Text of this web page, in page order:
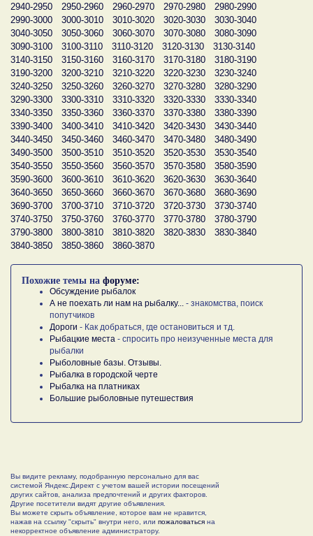
2940-2950
2950-2960 2960-2970 2970-2980
2980-2990
2990-3000
3000-3010 3010-3020 3020-3030
3030-3040
3040-3050
3050-3060 3060-3070 3070-3080
3080-3090
3090-3100
3100-3110 3110-3120 3120-3130
3130-3140
3140-3150
3150-3160 3160-3170 3170-3180
3180-3190
3190-3200
3200-3210 3210-3220 3220-3230
3230-3240
3240-3250
3250-3260 3260-3270 3270-3280
3280-3290
3290-3300
3300-3310 3310-3320 3320-3330
3330-3340
3340-3350
3350-3360 3360-3370 3370-3380
3380-3390
3390-3400
3400-3410 3410-3420 3420-3430
3430-3440
3440-3450
3450-3460 3460-3470 3470-3480
3480-3490
3490-3500
3500-3510 3510-3520 3520-3530
3530-3540
3540-3550
3550-3560 3560-3570 3570-3580
3580-3590
3590-3600
3600-3610 3610-3620 3620-3630
3630-3640
3640-3650
3650-3660 3660-3670 3670-3680
3680-3690
3690-3700
3700-3710 3710-3720 3720-3730
3730-3740
3740-3750
3750-3760 3760-3770 3770-3780
3780-3790
3790-3800
3800-3810 3810-3820 3820-3830
3830-3840
3840-3850
3850-3860 3860-3870
Похожие темы на форуме:
Обсуждение рыбалок
А не поехать ли нам на рыбалку... - знакомства, поиск
попутчиков
Дороги - Как добраться, где остановиться и тд.
Рыбацкие места - спросить про неизученные места для
рыбалки
Рыболовные базы. Отзывы.
Рыбалка в городской черте
Рыбалка на платниках
Большие рыболовные путешествия
Вы видите рекламу, подобранную персонально для вас
системой Яндекс.Директ с учетом вашей истории посещений
других сайтов, анализа предпочтений и других факторов.
Другие посетители видят другие объявления.
Вы можете скрыть объявление, которое вам не нравится,
нажав на ссылку "скрыть" внутри него, или пожаловаться на
некорректное объявление администратору.